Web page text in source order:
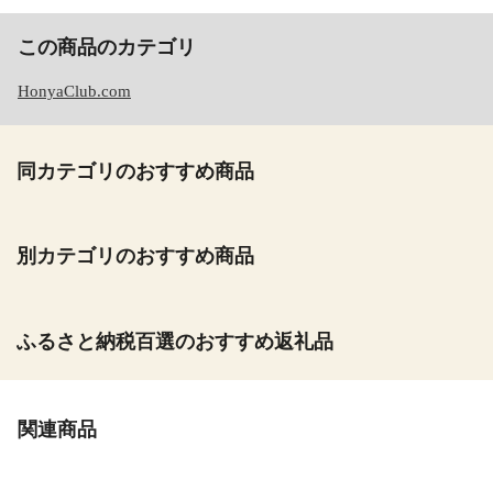
この商品のカテゴリ
HonyaClub.com
同カテゴリのおすすめ商品
別カテゴリのおすすめ商品
ふるさと納税百選のおすすめ返礼品
関連商品